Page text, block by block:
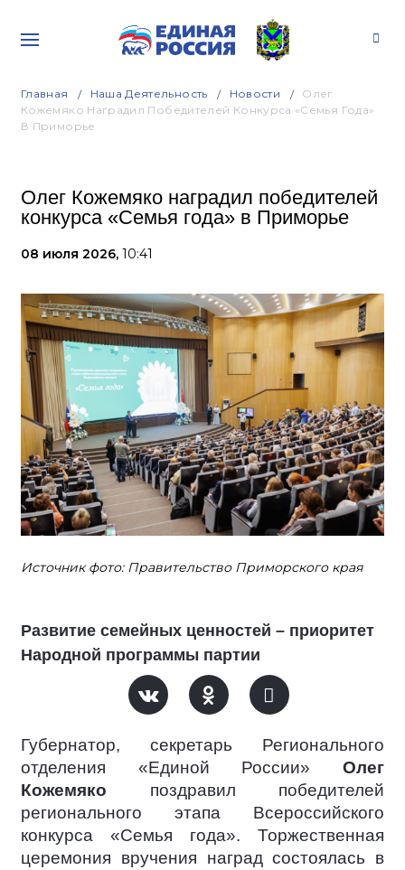
Главная Наша Деятельность Новости
Олег
Кожемяко Наградил Победителей Конкурса «Семья Года»
В Приморье
Олег Кожемяко наградил победителей
конкурса «Семья года» в Приморье
08 июля 2026, 10:41
Источник фото: Правительство Приморского края
Развитие семейных ценностей – приоритет
Народной программы партии
Губернатор, секретарь Регионального
отделения «Единой России» Олег
Кожемяко поздравил победителей
регионального этапа Всероссийского
конкурса «Семья года». Торжественная
церемония вручения наград состоялась в